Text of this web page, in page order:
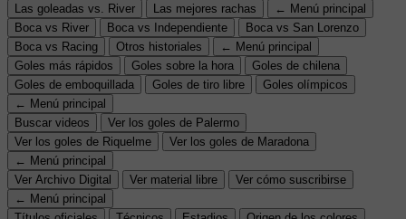
Las goleadas vs. River
Las mejores rachas
← Menú principal
Boca vs River
Boca vs Independiente
Boca vs San Lorenzo
Boca vs Racing
Otros historiales
← Menú principal
Goles más rápidos
Goles sobre la hora
Goles de chilena
Goles de emboquillada
Goles de tiro libre
Goles olímpicos
← Menú principal
Buscar videos
Ver los goles de Palermo
Ver los goles de Riquelme
Ver los goles de Maradona
← Menú principal
Ver Archivo Digital
Ver material libre
Ver cómo suscribirse
← Menú principal